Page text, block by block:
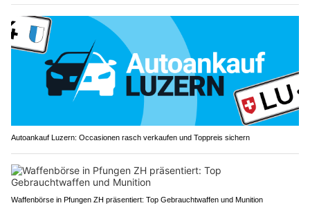
Autoankauf Luzern: Occasionen rasch verkaufen und Toppreis sichern
Waffenbörse in Pfungen ZH präsentiert: Top Gebrauchtwaffen und Munition